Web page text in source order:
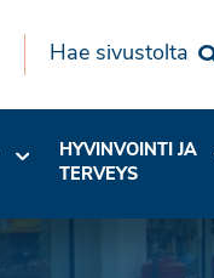
Hae sivustolta
HYVINVOINTI JA
TERVEYS